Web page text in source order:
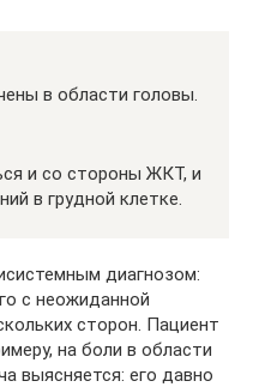
в области головы.
и со стороны ЖКТ, и
в грудной клетке.
диагнозом:
с неожиданной
сторон. Пациент
на боли в области
выясняется: его давно